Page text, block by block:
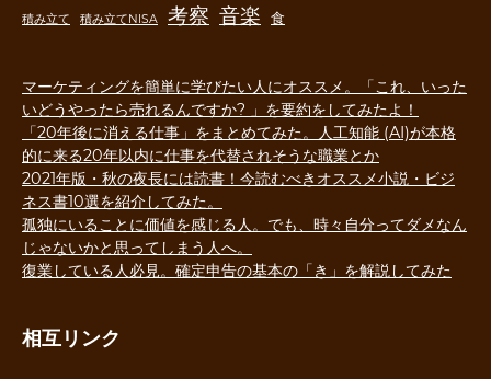
積み立て 積み立てNISA 考察 音楽 食
マーケティングを簡単に学びたい人にオススメ。「これ、いった
いどうやったら売れるんですか? 」を要約をしてみたよ！
「20年後に消える仕事」をまとめてみた。人工知能 (AI)が本格
的に来る20年以内に仕事を代替されそうな職業とか
2021年版・秋の夜長には読書！今読むべきオススメ小説・ビジ
ネス書10選を紹介してみた。
孤独にいることに価値を感じる人。でも、時々自分ってダメなん
じゃないかと思ってしまう人へ。
復業している人必見。確定申告の基本の「き」を解説してみた
相互リンク